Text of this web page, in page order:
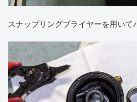
スナップリングプライヤーを用いて